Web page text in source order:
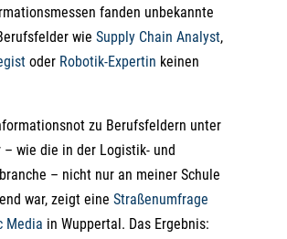
fanden unbekannte
wie Supply Chain Analyst,
oder Robotik-Expertin keinen
zu Berufsfeldern unter
– wie die in der Logistik- und
– nicht nur an meiner Schule
war, zeigt eine Straßenumfrage
Media in Wuppertal. Das Ergebnis: